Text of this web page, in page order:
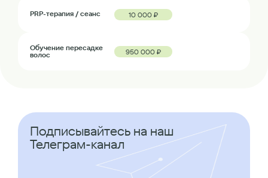
PRP-терапия / сеанс 10 000 ₽
Обучение пересадке
волос
950 000 ₽
Подписывайтесь на наш
Телеграм-канал